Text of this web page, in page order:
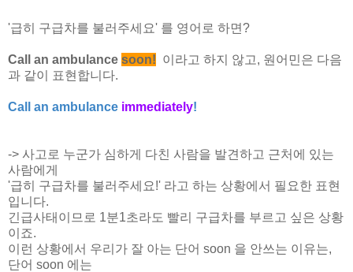
'급히 구급차를 불러주세요' 를 영어로 하면?
Call an ambulance soon! 이라고 하지 않고, 원어민은 다음
과 같이 표현합니다.
Call an ambulance immediately!
-> 사고로 누군가 심하게 다친 사람을 발견하고 근처에 있는
사람에게
'급히 구급차를 불러주세요!' 라고 하는 상황에서 필요한 표현
입니다.
긴급사태이므로 1분1초라도 빨리 구급차를 부르고 싶은 상황
이죠.
이런 상황에서 우리가 잘 아는 단어 soon 을 안쓰는 이유는,
단어 soon 에는